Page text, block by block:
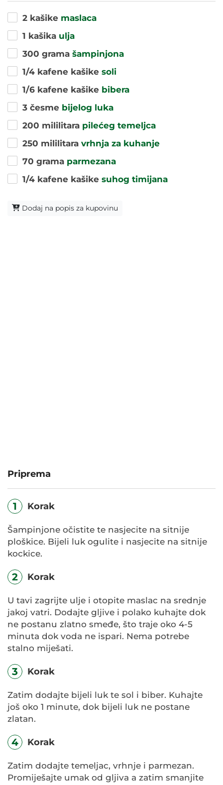
2 kašike maslaca
1 kašika ulja
300 grama šampinjona
1/4 kafene kašike soli
1/6 kafene kašike bibera
3 česme bijelog luka
200 mililitara pilećeg temeljca
250 mililitara vrhnja za kuhanje
70 grama parmezana
1/4 kafene kašike suhog timijana
Dodaj na popis za kupovinu
Priprema
1 Korak
Šampinjone očistite te nasjecite na sitnije
ploškice. Bijeli luk ogulite i nasjecite na sitnije
kockice.
2 Korak
U tavi zagrijte ulje i otopite maslac na srednje
jakoj vatri. Dodajte gljive i polako kuhajte dok
ne postanu zlatno smeđe, što traje oko 4-5
minuta dok voda ne ispari. Nema potrebe
stalno miješati.
3 Korak
Zatim dodajte bijeli luk te sol i biber. Kuhajte
još oko 1 minute, dok bijeli luk ne postane
zlatan.
4 Korak
Zatim dodajte temeljac, vrhnje i parmezan.
Promiješajte umak od gljiva a zatim smanjite